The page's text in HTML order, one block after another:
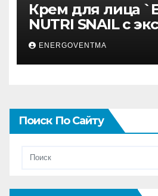
Крем для лица
NUTRI SNAIL с
муцина улитки
ENERGOVENTMA
Поиск По Сайту